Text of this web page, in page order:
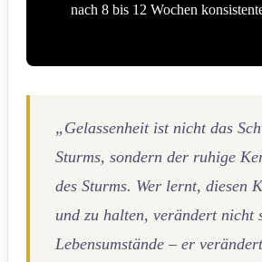
nach 8 bis 12 Wochen
„Gelassenheit ist nicht das
Sturms, sondern der ruhige
des Sturms. Wer lernt, diesen
und zu halten, verändert nicht
Lebensumstände – er